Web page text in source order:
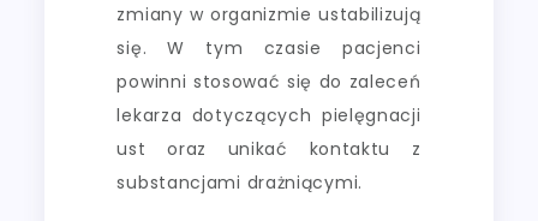
zmiany w organizmie ustabilizują
się. W tym czasie pacjenci
powinni stosować się do zaleceń
lekarza dotyczących pielęgnacji
ust oraz unikać kontaktu z
substancjami drażniącymi.